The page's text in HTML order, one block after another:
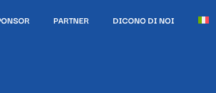
PARTNER DICONO DI NOI